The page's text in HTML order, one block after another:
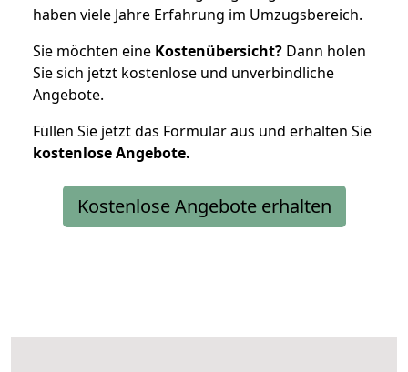
haben viele Jahre Erfahrung im Umzugsbereich.
Sie möchten eine Kostenübersicht? Dann holen
Sie sich jetzt kostenlose und unverbindliche
Angebote.
Füllen Sie jetzt das Formular aus und erhalten Sie
kostenloseAngebote.
Kostenlose Angebote erhalten